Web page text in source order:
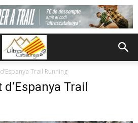
Trail Running
Trail